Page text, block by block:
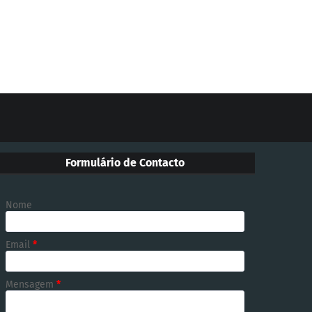
Formulário de Contacto
Nome
Email *
Mensagem *